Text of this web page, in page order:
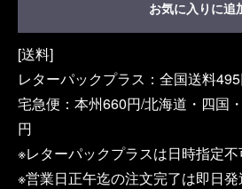
お気に入りに追
[送料]
レターパックプラス：全国送料
宅急便：本州660円/北海道・四国
円
※レターパックプラスは日時指定不
※営業日正午迄の注文完了は即日